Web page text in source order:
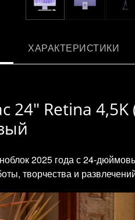
ХАРАКТЕРИСТИКИ
24" Retina 4,5K
2025 года с
творчества и